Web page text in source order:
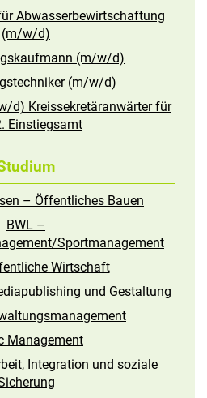
Abwasserbewirtschaftung
(m/w/d)
(m/w/d)
(m/w/d)
d) Kreissekretäranwärter für
Einstiegsamt
– Öffentliches Bauen
BWL –
Sportmanagement
Wirtschaft
und Gestaltung
Management
Integration und soziale